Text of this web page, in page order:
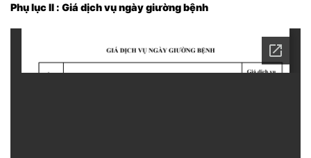
Phụ lục II : Giá dịch vụ ngày giường bệnh